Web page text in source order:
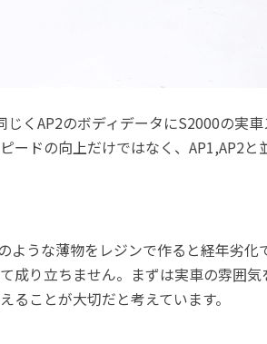
くAP2のボディデータにS2000の実
ードの向上だけではなく、AP1,AP2と
ような薄物をレジンで作ると経年劣化
成り立ちません。まずは実車の雰囲気
ことが大切だと考えています。